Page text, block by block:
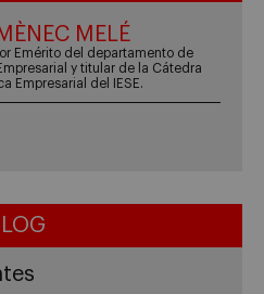
MELÉ
Emérito del departamento de
y titular de la Cátedra
Empresarial del IESE.